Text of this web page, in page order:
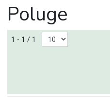
Poluge
1 - 1 / 1